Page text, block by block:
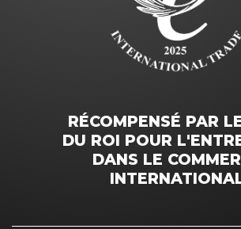
RÉCOMPENSÉ PAR
DU ROI POUR
DANS LE